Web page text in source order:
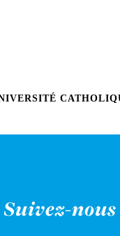
Suivez-